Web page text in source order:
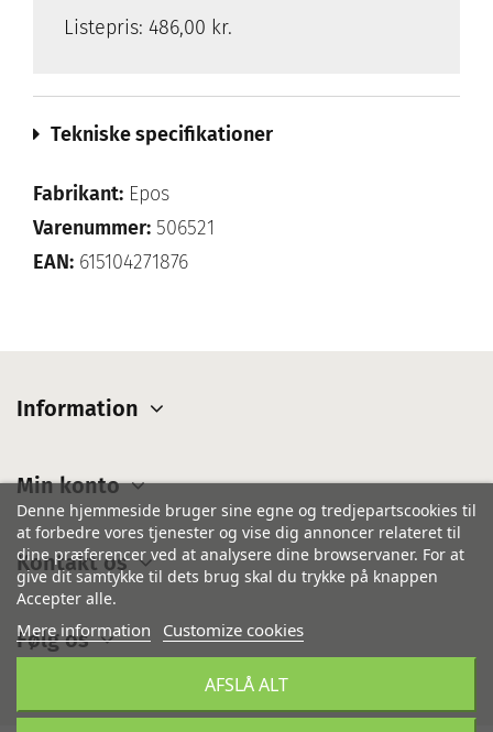
Listepris: 486,00 kr.
Tekniske specifikationer
Fabrikant: Epos
Varenummer: 506521
EAN: 615104271876
Information
Min konto
Kontakt os
Denne hjemmeside bruger sine egne og tredjepartscookies til
at forbedre vores tjenester og vise dig annoncer relateret til
dine præferencer ved at analysere dine browservaner. For at
give dit samtykke til dets brug skal du trykke på knappen
Accepter alle.
Mere information Customize cookies
AFSLÅ ALT
Følg os